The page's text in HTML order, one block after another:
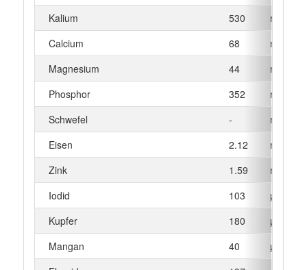
Kalium
530
mg
Calcium
68
mg
Magnesium
44
mg
Phosphor
352
mg
Schwefel
-
mg
Eisen
2.12
mg
Zink
1.59
mg
Iodid
103
µg
Kupfer
180
µg
Mangan
40
µg